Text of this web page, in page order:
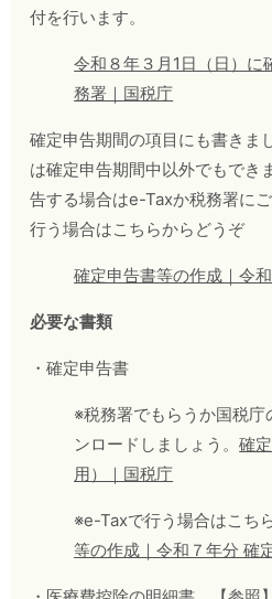
付を行います。
令和８年３月1日（日）に
務署｜国税庁
確定申告期間の項目にも書きま
は確定申告期間中以外でもでき
告する場合はe-Taxか税務署に
行う場合はこちらからどうぞ
確定申告書等の作成｜令
必要な書類
・確定申告書
※税務署でもらうか国税
ンロードしましょう。確
用）｜国税庁
※e-Taxで行う場合はこ
等の作成｜令和７年分 確